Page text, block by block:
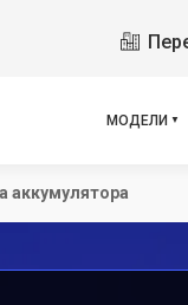
МОДЕЛИV23e
Y12
аккумулятора